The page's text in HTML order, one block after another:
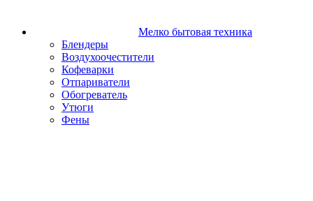
Мелко бытовая техника
Блендеры
Воздухоочестители
Кофеварки
Отпариватели
Обогреватель
Утюги
Фены